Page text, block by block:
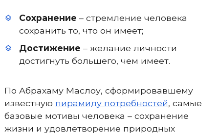
Сохранение – стремление человека
сохранить то, что он имеет;
Достижение – желание личности
достигнуть большего, чем имеет.
По Абрахаму Маслоу, сформировавшему
известную пирамиду потребностей, самые
базовые мотивы человека – сохранение
жизни и удовлетворение природных